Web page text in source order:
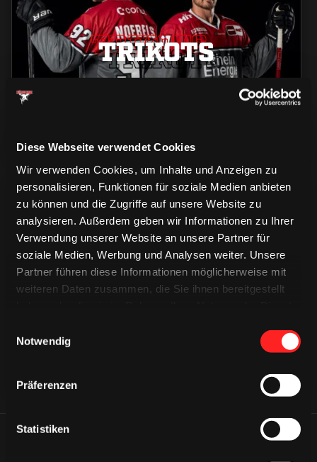
Diese Webseite verwendet Cookies
Wir verwenden Cookies, um Inhalte und Anzeigen zu
personalisieren, Funktionen für soziale Medien anbieten
zu können und die Zugriffe auf unsere Website zu
analysieren. Außerdem geben wir Informationen zu Ihrer
Verwendung unserer Website an unsere Partner für
soziale Medien, Werbung und Analysen weiter. Unsere
Partner führen diese Informationen möglicherweise mit
weiteren Daten zusammen, die Sie ihnen bereitgestellt
Notwendig
Präferenzen
Statistiken
TRIKOTS
TRIKOTS
TRIKOTS
CAPS & CO
CAPS & CO
CAPS & CO